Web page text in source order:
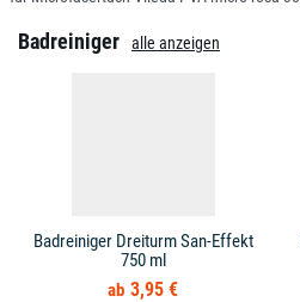
Badreiniger alle anzeigen
Badreiniger Dreiturm San-Effekt
750 ml
3,95 €